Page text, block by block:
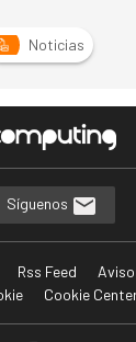
Noticias
Síguenos
Rss Feed
Cookie